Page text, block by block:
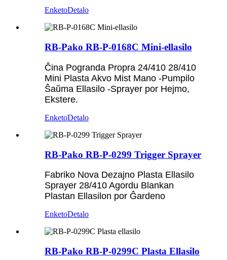
EnketoDetalo
RB-Pako RB-P-0168C Mini-ellasilo
Ĉina Pogranda Propra 24/410 28/410
Mini Plasta Akvo Mist Mano -Pumpilo
Ŝaŭma Ellasilo -Sprayer por Hejmo,
Ekstere.
EnketoDetalo
RB-Pako RB-P-0299 Trigger Sprayer
Fabriko Nova Dezajno Plasta Ellasilo
Sprayer 28/410 Agordu Blankan
Plastan Ellasilon por Ĝardeno
EnketoDetalo
RB-Pako RB-P-0299C Plasta Ellasilo